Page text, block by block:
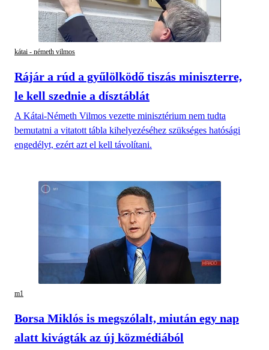
kátai - németh vilmos
Rájár a rúd a gyűlölködő tiszás miniszterre,
le kell szednie a dísztáblát
A Kátai-Németh Vilmos vezette minisztérium nem tudta
bemutatni a vitatott tábla kihelyezéséhez szükséges hatósági
engedélyt, ezért azt el kell távolítani.
m1
Borsa Miklós is megszólalt, miután egy nap
alatt kivágták az új közmédiából